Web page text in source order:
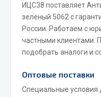
Система выпуска газа
Система охлаждения
Коробка передач
ИЦС38 поставляет
зеленый 5062 с
России. Работаем с
частными клиентами.
подобрать аналоги и
Оптовые поставки
Специальные условия